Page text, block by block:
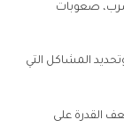
صعوبات
المشاكل التي
القدرة على